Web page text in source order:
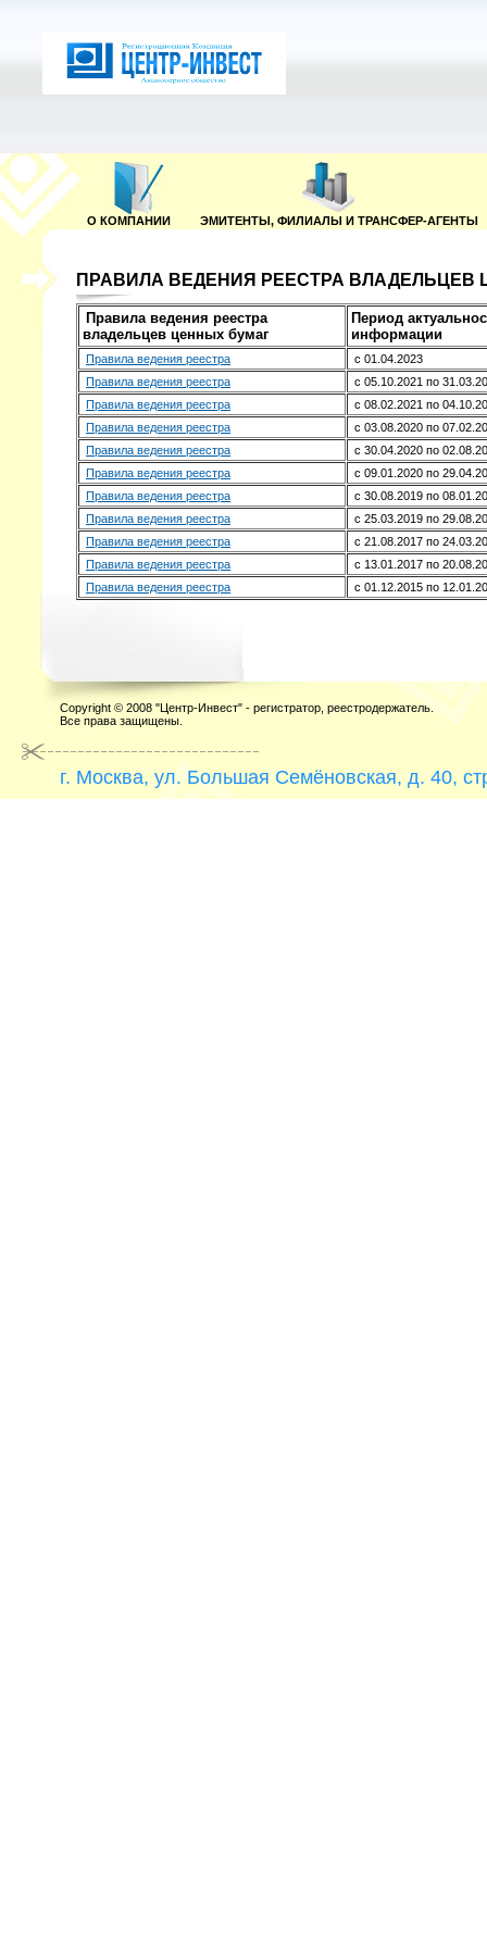
О КОМПАНИИ ЭМИТЕНТЫ, ФИЛИАЛЫ И ТРАНСФЕР-АГЕНТЫ
ПРАВИЛА ВЕДЕНИЯ РЕЕСТРА ВЛАДЕЛЬЦЕВ
Правила ведения реестра
владельцев ценных бумаг
Период
информации
Правила ведения реестра
с 01.04.2023
Правила ведения реестра
с 05.10.2021 по
Правила ведения реестра
с 08.02.2021 по
Правила ведения реестра
с 03.08.2020 по
Правила ведения реестра
с 30.04.2020 по
Правила ведения реестра
с 09.01.2020 по
Правила ведения реестра
с 30.08.2019 по
Правила ведения реестра
с 25.03.2019 по
Правила ведения реестра
с 21.08.2017 по
Правила ведения реестра
с 13.01.2017 по
Правила ведения реестра
с 01.12.2015 по
Copyright © 2008 "Центр-Инвест" - регистратор, реестродержатель.
Все права защищены.
г. Москва, ул. Большая Семёновская, д. 40,